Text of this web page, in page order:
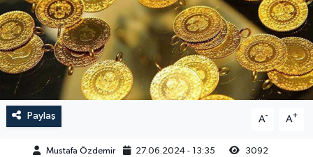
Paylaş A- A+
Mustafa Özdemir 27.06.2024 - 13:35 3092
Akhisar Emlak
Ülke
Etiketler
Röportaj
Dünya
Yaşam
Kadın
Teknoloji